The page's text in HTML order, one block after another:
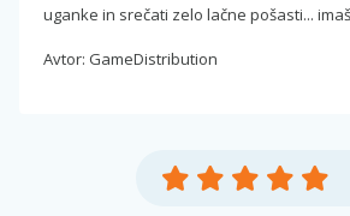
uganke in srečati zelo lačne pošasti...
Avtor: GameDistribution